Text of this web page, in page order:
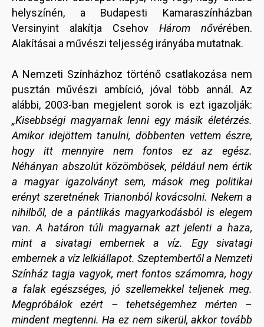
helyszínén, a Budapesti Kamaraszínházban
Versinyint alakítja Csehov Három nővérében.
Alakításai a művészi teljesség irányába mutatnak.
A Nemzeti Színházhoz történő csatlakozása nem
pusztán művészi ambíció, jóval több annál. Az
alábbi, 2003-ban megjelent sorok is ezt igazolják:
„Kisebbségi magyarnak lenni egy másik életérzés.
Amikor idejöttem tanulni, döbbenten vettem észre,
hogy itt mennyire nem fontos ez az egész.
Néhányan abszolút közömbösek, például nem értik
a magyar igazolványt sem, mások meg politikai
erényt szeretnének Trianonból kovácsolni. Nekem a
nihilből, de a pántlikás magyarkodásból is elegem
van. A határon túli magyarnak azt jelenti a haza,
mint a sivatagi embernek a víz. Egy sivatagi
embernek a víz lelkiállapot. Szeptembertől a Nemzeti
Színház tagja vagyok, mert fontos számomra, hogy
a falak egészséges, jó szellemekkel teljenek meg.
Megpróbálok ezért – tehetségemhez mérten –
mindent megtenni. Ha ez nem sikerül, akkor tovább